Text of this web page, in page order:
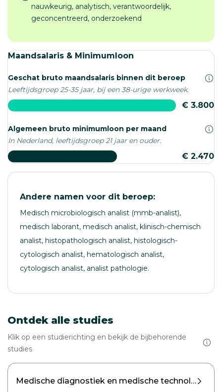
nauwkeurig, analytisch, verantwoordelijk,
geconcentreerd, onderzoekend
Maandsalaris & Minimumloon
Geschat bruto maandsalaris binnen dit beroep
Leeftijdsgroep 25-35 jaar, bij een 38-urige werkweek.
€ 3.800
Algemeen bruto minimumloon per maand
In Nederland, leeftijdsgroep 21 jaar en ouder.
€ 2.470
Andere namen voor dit beroep:
Medisch microbiologisch analist (mmb-analist),
medisch laborant, medisch analist, klinisch-chemisch
analist, histopathologisch analist, histologisch-
cytologisch analist, hematologisch analist,
cytologisch analist, analist pathologie.
Ontdek alle studies
Klik op een studierichting en bekijk de bijbehorende
studies
Medische diagnostiek en medische technologie